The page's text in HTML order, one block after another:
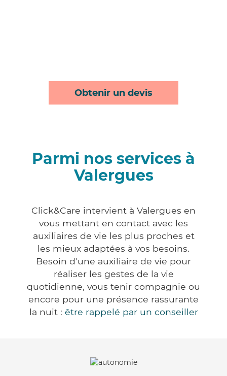
Obtenir un devis
Parmi nos services à
Valergues
Click&Care intervient à Valergues en
vous mettant en contact avec les
auxiliaires de vie les plus proches et
les mieux adaptées à vos besoins.
Besoin d'une auxiliaire de vie pour
réaliser les gestes de la vie
quotidienne, vous tenir compagnie ou
encore pour une présence rassurante
la nuit : être rappelé par un conseiller